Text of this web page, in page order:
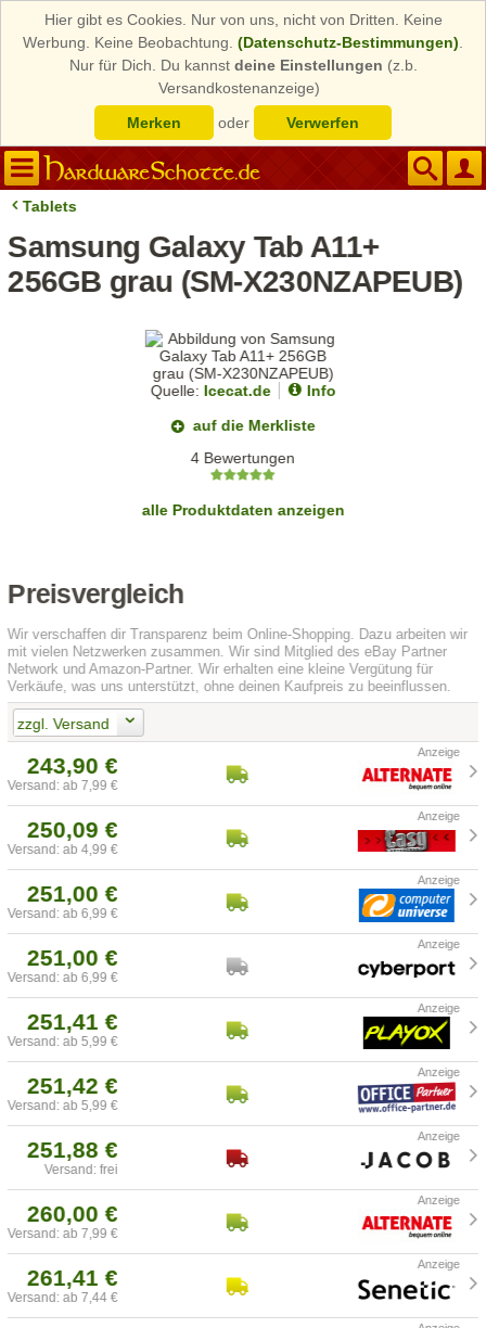
Hier gibt es Cookies. Nur von uns, nicht von Dritten. Keine
Werbung. Keine Beobachtung. (Datenschutz-Bestimmungen)
Nur für Dich. Du kannst deine Einstellungen (z.b.
Versandkostenanzeige)
Merken
oder Verwerfen
Tablets
Samsung Galaxy Tab A11+
256GB grau (SM-X230NZAPEUB)
Quelle: Icecat.de
Info
auf die Merkliste
4 Bewertungen
alle Produktdaten anzeigen
Preisvergleich
Wir verschaffen dir Transparenz beim Online-Shopping. Dazu arbeiten wir
mit vielen Netzwerken zusammen. Wir sind Mitglied des eBay Partner
Network und Amazon-Partner. Wir erhalten eine kleine Vergütung für
Verkäufe, was uns unterstützt, ohne deinen Kaufpreis zu beeinflussen.
zzgl. Versand
243,90 €
Versand: ab 7,99 €
250,09 €
Versand: ab 4,99 €
251,00 €
Versand: ab 6,99 €
251,00 €
Versand: ab 6,99 €
251,41 €
Versand: ab 5,99 €
251,42 €
Versand: ab 5,99 €
251,88 €
Versand: frei
260,00 €
Versand: ab 7,99 €
261,41 €
Versand: ab 7,44 €